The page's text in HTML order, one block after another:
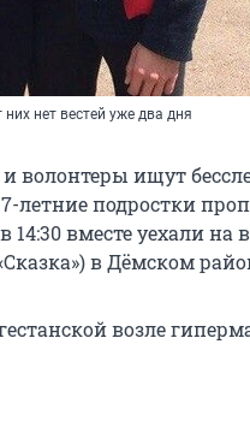
нет вестей уже два дня
волонтеры ищут
летние подростки
вместе уехали на
в Дёмском
возле